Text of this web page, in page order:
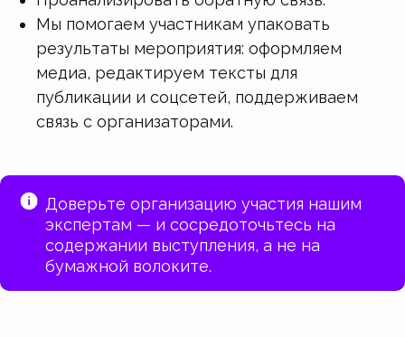
Мы помогаем участникам упаковать
результаты мероприятия: оформляем
медиа, редактируем тексты для
публикации и соцсетей, поддерживаем
связь с организаторами.
Доверьте организацию участия нашим
экспертам — и сосредоточьтесь на
содержании выступления, а не на
бумажной волоките.